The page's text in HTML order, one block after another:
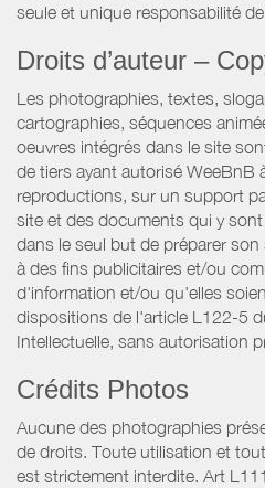
seule et unique responsabilité
Droits d’auteur –
Les photographies, textes,
cartographies, séquences
oeuvres intégrés dans le site
de tiers ayant autorisé WeeBnB
reproductions, sur un support
site et des documents qui y
dans le seul but de préparer
à des fins publicitaires et/ou
d'information et/ou qu'elles
dispositions de l'article L122-5
Intellectuelle, sans autorisation
Crédits Photos
Aucune des photographies
de droits. Toute utilisation et
est strictement interdite. Art